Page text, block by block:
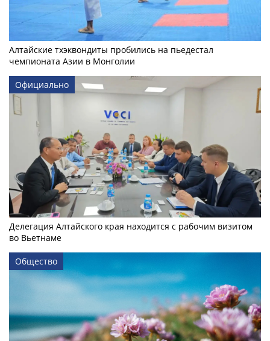
Алтайские тхэквондиты пробились на пьедестал
чемпионата Азии в Монголии
Официально
Делегация Алтайского края находится с рабочим визитом
во Вьетнаме
Общество